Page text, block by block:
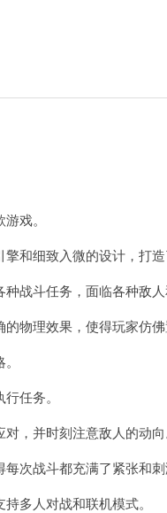
戏。
细致入微的设计，打造
斗任务，面临各种敌人
理效果，使得玩家仿佛
任务。
，并时刻注意敌人的动向
次战斗都充满了紧张和刺
多人对战和联机模式。